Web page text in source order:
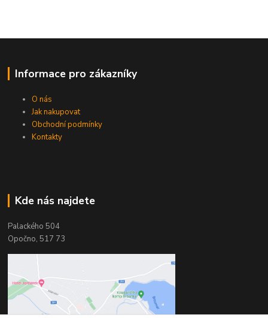
Informace pro zákazníky
O nás
Jak nakupovat
Obchodní podmínky
Kontakty
Kde nás najdete
Palackého 504
Opočno, 517 73